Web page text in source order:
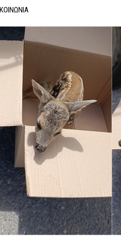
ΔΙΑΣΏΘΗΚΕ
ΣΤΗΝ
ΚΟΙΝΩΝΙΑ